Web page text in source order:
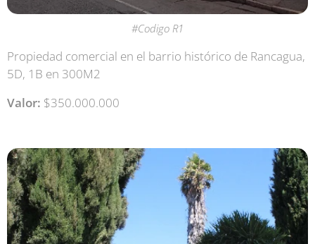
#Codigo R1
Propiedad comercial en el barrio histórico de Rancagua,
5D, 1B en 300M2
Valor: $350.000.000